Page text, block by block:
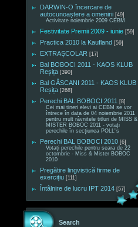
DARWIN-O încercare de
autocunoaștere a omenirii [49]
Activitate noiembrie 2009 CEBM
Festivitate Premii 2009 - iunie [59]
Practica 2010 la Kaufland [59]
EXTRAȘCOLAR [17]
Bal BOBOCI 2011 - KAOS KLUB
Reșița [390]
Bal GÂSCANI 2011 - KAOS KLUB
Reșița [268]
Perechi BAL BOBOCI 2011 [8]
Cei mai tineri elevi ai CEBM se vor
întrece în data de 04 noiembrie 2011
pentru mult râvnitele titluri de MISS &
MISTER BOBOC 2011 - votați
perechile în secțiunea POLL"s
Perechi BAL BOBOCI 2010 [6]
Votați perechile pentru seara de 22
octombrie - Miss & Mister BOBOC
2010
Pregătire lingvistică firme de
exercițiu [111]
Întâlnire de lucru IPT 2014 [57]
Search